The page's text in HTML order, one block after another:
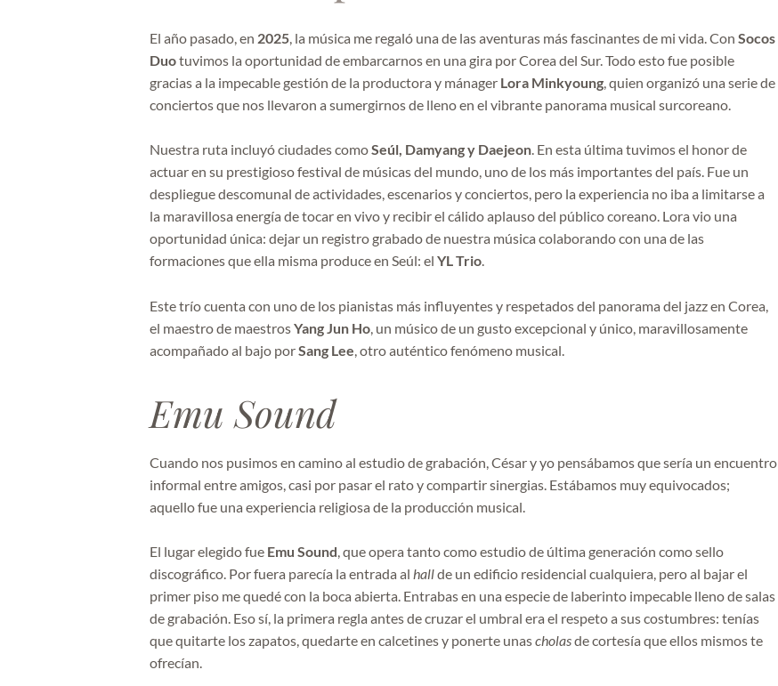
El año pasado, en 2025 , la música me regaló una de las aventuras más fascinantes de mi vida. Con Socos
Duotuvimos la oportunidad de embarcarnos en una gira por Corea del Sur. Todo esto fue posible
gracias a la impecable gestión de la productora y mánager Lora Minkyoung , quien organizó una serie de
conciertos que nos llevaron a sumergirnos de lleno en el vibrante panorama musical surcoreano.
Nuestra ruta incluyó ciudades comoSeúl, Damyang y Daejeon. En esta última tuvimos el honor de
actuar en su prestigioso festival de músicas del mundo, uno de los más importantes del país. Fue un
despliegue descomunal de actividades, escenarios y conciertos, pero la experiencia no iba a limitarse a
la maravillosa energía de tocar en vivo y recibir el cálido aplauso del público coreano. Lora vio una
oportunidad única: dejar un registro grabado de nuestra música colaborando con una de las
formaciones que ella misma produce en Seúl: el YL Trio.
Este trío cuenta con uno de los pianistas más influyentes y respetados del panorama del jazz en Corea,
el maestro de maestrosYang Jun Ho , un músico de un gusto excepcional y único, maravillosamente
acompañado al bajo porSang Lee , otro auténtico fenómeno musical.
Emu Sound
Cuando nos pusimos en camino al estudio de grabación, César y yo pensábamos que sería un encuentro
informal entre amigos, casi por pasar el rato y compartir sinergias. Estábamos muy equivocados;
aquello fue una experiencia religiosa de la producción musical.
El lugar elegido fue Emu Sound, que opera tanto como estudio de última generación como sello
discográfico. Por fuera parecía la entrada al hallde un edificio residencial cualquiera, pero al bajar el
primer piso me quedé con la boca abierta. Entrabas en una especie de laberinto impecable lleno de salas
de grabación. Eso sí, la primera regla antes de cruzar el umbral era el respeto a sus costumbres: tenías
que quitarte los zapatos, quedarte en calcetines y ponerte unascholasde cortesía que ellos mismos te
ofrecían.